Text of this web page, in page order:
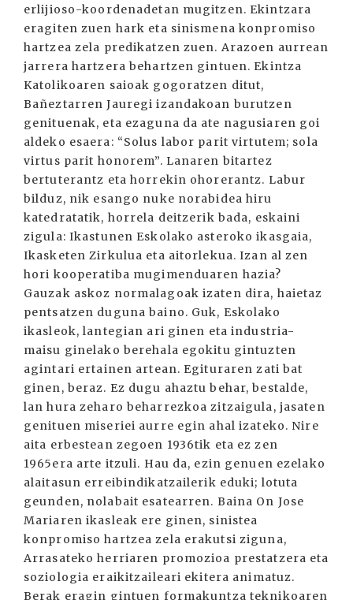
erlijioso-koordenadetan mugitzen. Ekintzara
eragiten zuen hark eta sinismena konpromiso
hartzea zela predikatzen zuen. Arazoen aurrean
jarrera hartzera behartzen gintuen. Ekintza
Katolikoaren saioak gogoratzen ditut,
Bañeztarren Jauregi izandakoan burutzen
genituenak, eta ezaguna da ate nagusiaren goi
aldeko esaera: “Solus labor parit virtutem; sola
virtus parit honorem”. Lanaren bitartez
bertuterantz eta horrekin ohorerantz. Labur
bilduz, nik esango nuke norabidea hiru
katedratatik, horrela deitzerik bada, eskaini
zigula: Ikastunen Eskolako asteroko ikasgaia,
Ikasketen Zirkulua eta aitorlekua. Izan al zen
hori kooperatiba mugimenduaren hazia?
Gauzak askoz normalagoak izaten dira, haietaz
pentsatzen duguna baino. Guk, Eskolako
ikasleok, lantegian ari ginen eta industria-
maisu ginelako berehala egokitu gintuzten
agintari ertainen artean. Egituraren zati bat
ginen, beraz. Ez dugu ahaztu behar, bestalde,
lan hura zeharo beharrezkoa zitzaigula, jasaten
genituen miseriei aurre egin ahal izateko. Nire
aita erbestean zegoen 1936tik eta ez zen
1965era arte itzuli. Hau da, ezin genuen ezelako
alaitasun erreibindikatzailerik eduki; lotuta
geunden, nolabait esatearren. Baina On Jose
Mariaren ikasleak ere ginen, sinistea
konpromiso hartzea zela erakutsi ziguna,
Arrasateko herriaren promozioa prestatzera eta
soziologia eraikitzaileari ekitera animatuz.
Berak eragin gintuen formakuntza teknikoaren